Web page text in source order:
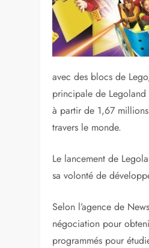
avec des blocs de
principale de
à partir de 1,67
travers le monde.
Le lancement de
sa volonté de
Selon l’agence de
négociation pour
programmés pour